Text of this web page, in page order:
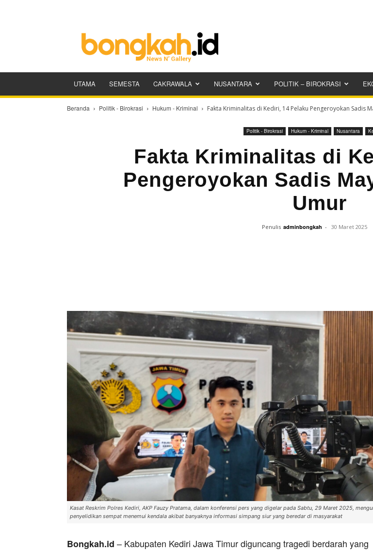
UTAMA SEMESTA CAKRAWALA NUSANTARA POLITIK – BIROKRASI
Beranda Politik - Birokrasi Hukum - Kriminal Fakta Kriminalitas di Kediri, 14 Pelaku Pengeroyokan Sadis
Politik - Birokrasi Hukum - Kriminal Nusantara
Fakta Kriminalitas di
Pengeroyokan Sadis
Umur
Penulis adminbongkah - 30 Maret 2025
Kasat Reskrim Polres Kediri, AKP Fauzy Pratama, dalam konferensi pers yang digelar pada Sabtu, 29 Maret 2025,
penyelidikan sempat menemui kendala akibat banyaknya informasi simpang siur yang beredar di masyarakat
Bongkah.id – Kabupaten Kediri Jawa Timur diguncang tragedi berdarah yang